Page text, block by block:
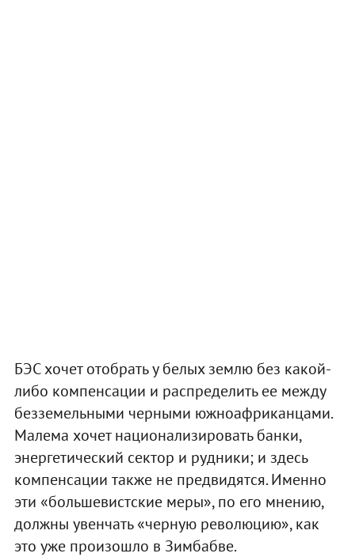
БЭС хочет отобрать у белых землю без какой-
либо компенсации и распределить ее между
безземельными черными южноафриканцами.
Малема хочет национализировать банки,
энергетический сектор и рудники; и здесь
компенсации также не предвидятся. Именно
эти «большевистские меры», по его мнению,
должны увенчать «черную революцию», как
это уже произошло в Зимбабве.